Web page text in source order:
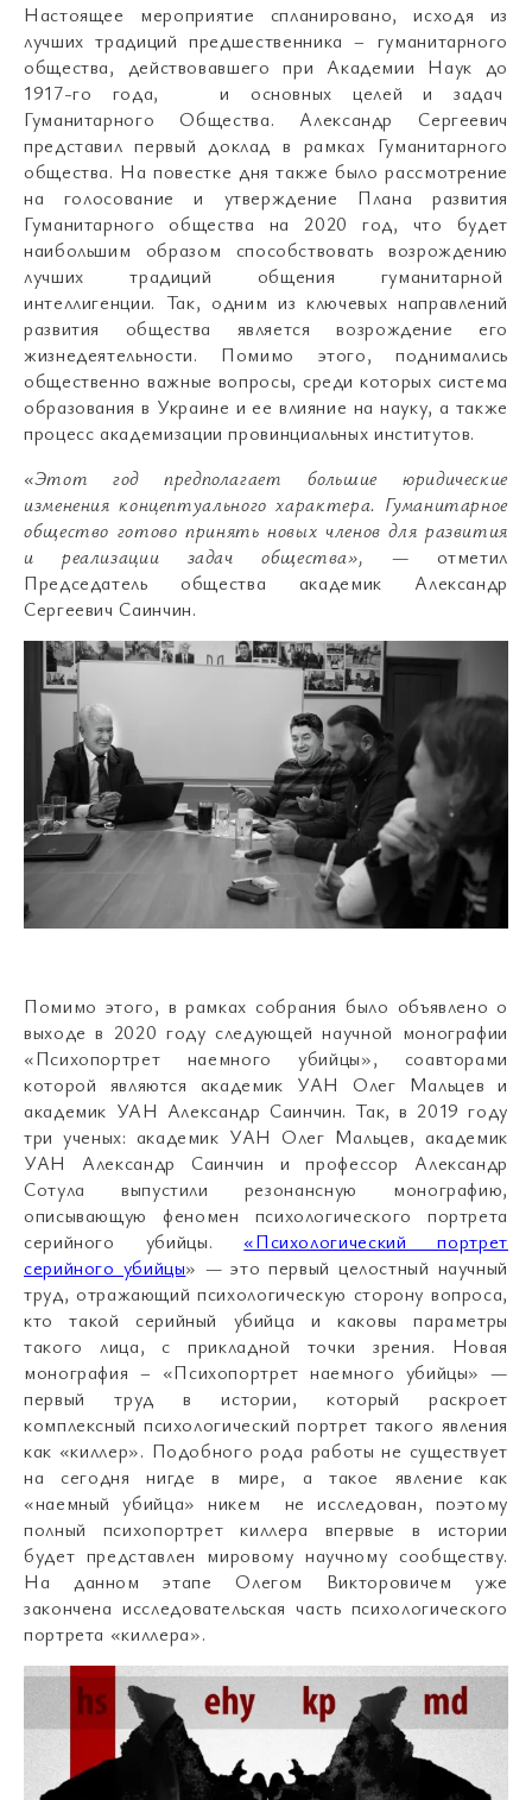
Настоящее мероприятие спланировано, исходя из
лучших традиций предшественника – гуманитарного
общества, действовавшего при Академии Наук до
1917-го года, и основных целей и задач
Гуманитарного Общества. Александр Сергеевич
представил первый доклад в рамках Гуманитарного
общества. На повестке дня также было рассмотрение
на голосование и утверждение Плана развития
Гуманитарного общества на 2020 год, что будет
наибольшим образом способствовать возрождению
лучших традиций общения гуманитарной
интеллигенции. Так, одним из ключевых направлений
развития общества является возрождение его
жизнедеятельности. Помимо этого, поднимались
общественно важные вопросы, среди которых система
образования в Украине и ее влияние на науку, а также
процесс академизации провинциальных институтов.
«Этот год предполагает большие юридические
изменения концептуального характера. Гуманитарное
общество готово принять новых членов для развития
и реализации задач общества», — отметил
Председатель общества академик Александр
Сергеевич Саинчин.
Помимо этого, в рамках собрания было объявлено о
выходе в 2020 году следующей научной монографии
«Психопортрет наемного убийцы», соавторами
которой являются академик УАН Олег Мальцев и
академик УАН Александр Саинчин. Так, в 2019 году
три ученых: академик УАН Олег Мальцев, академик
УАН Александр Саинчин и профессор Александр
Сотула выпустили резонансную монографию,
описывающую феномен психологического портрета
серийного убийцы.«Психологический портрет
серийного убийцы» — это первый целостный научный
труд, отражающий психологическую сторону вопроса,
кто такой серийный убийца и каковы параметры
такого лица, с прикладной точки зрения. Новая
монография – «Психопортрет наемного убийцы» —
первый труд в истории, который раскроет
комплексный психологический портрет такого явления
как «киллер». Подобного рода работы не существует
на сегодня нигде в мире, а такое явление как
«наемный убийца» никем не исследован, поэтому
полный психопортрет киллера впервые в истории
будет представлен мировому научному сообществу.
На данном этапе Олегом Викторовичем уже
закончена исследовательская часть психологического
портрета «киллера».